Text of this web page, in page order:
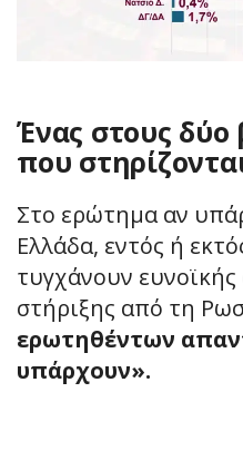
Ένας στους
που
Στο ερώτημα αν
Ελλάδα, εντός ή
τυγχάνουν
στήριξης από τη
ερωτηθέντων
υπάρχουν».